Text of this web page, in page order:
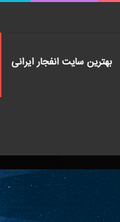
بهترین سایت انفجار ایرانی